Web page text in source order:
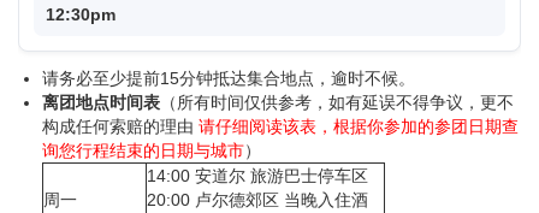
12:30pm
请务必至少提前15分钟抵达集合地点，逾时不候。
离团地点时间表 （所有时间仅供参考，如有延误不得争议，更不
构成任何索赔的理由 请仔细阅读该表，根据你参加的参团日期查
询您行程结束的日期与城市）
周一
14:00 安道尔 旅游巴士停车区
20:00 卢尔德郊区 当晚入住酒